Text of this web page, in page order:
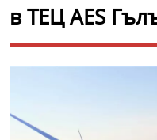
в ТЕЦ AES